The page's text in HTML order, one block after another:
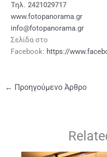
Τηλ. 2421029717
www.fotopanorama.gr
info@fotopanorama.gr
Σελίδα στο
Facebook: https://
← Προηγούμενο Άρθρο